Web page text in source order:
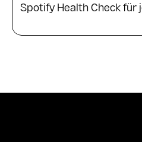
Spotify Health Check für